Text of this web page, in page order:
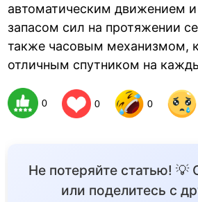
автоматическим движением
запасом сил на протяжении
также часовым механизмом,
отличным спутником на
0 0 0
Не потеряйте статью! 💡
или поделитесь с